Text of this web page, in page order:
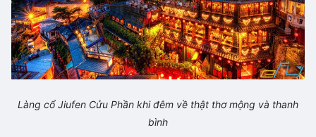
Làng cổ Jiufen Cửu Phần khi đêm về thật thơ mộng và thanh
bình